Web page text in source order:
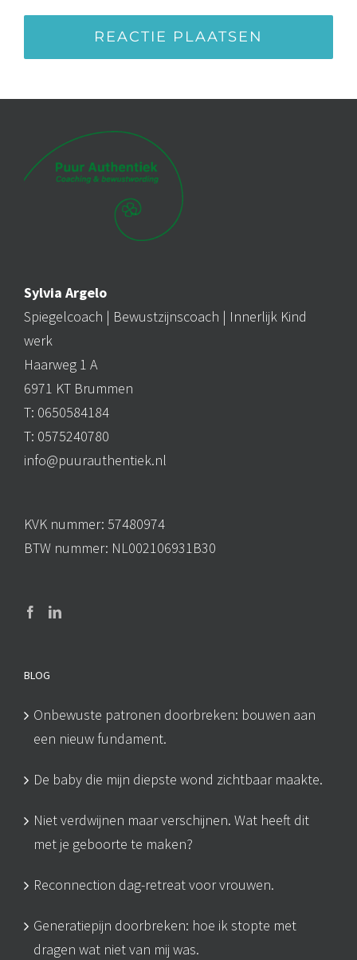
Sylvia Argelo
Spiegelcoach | Bewustzijnscoach | Innerlijk Kind
werk
Haarweg 1 A
6971 KT Brummen
T: 0650584184
T: 0575240780
info@puurauthentiek.nl
KVK nummer: 57480974
BTW nummer: NL002106931B30
BLOG
Onbewuste patronen doorbreken: bouwen aan
een nieuw fundament.
De baby die mijn diepste wond zichtbaar maakte.
Niet verdwijnen maar verschijnen. Wat heeft dit
met je geboorte te maken?
Reconnection dag-retreat voor vrouwen.
Generatiepijn doorbreken: hoe ik stopte met
dragen wat niet van mij was.